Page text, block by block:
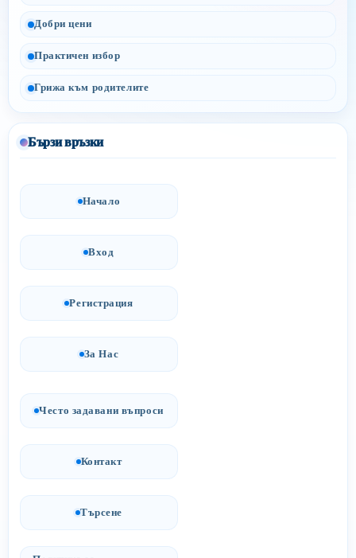
Добри цени
Практичен избор
Грижа към родителите
Бързи връзки
Начало
Вход
Регистрация
За Нас
Често задавани въпроси
Контакт
Търсене